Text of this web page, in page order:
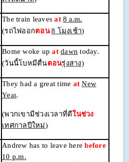
The train leavesat 8 a.m.
(รถไฟออกตอน 8 โมงเช้า)
Bome woke upat dawn today.
(วันนี้โบหมีตื่นตอนรุ่งสาง)
They had a great time atNew
Year.
(พวกเขามีช่วงเวลาที่ดีในช่วง
เทศกาลปีใหม่)
Andrew has to leave herebefore
10 p.m.